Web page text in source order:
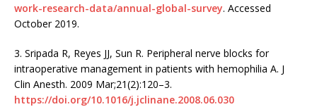
work-research-data/annual-global-survey. Accessed
October 2019.
3. Sripada R, Reyes JJ, Sun R. Peripheral nerve blocks for
intraoperative management in patients with hemophilia A. J
Clin Anesth. 2009 Mar;21(2):120–3.
https://doi.org/10.1016/j.jclinane.2008.06.030